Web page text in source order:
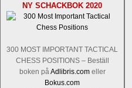
NY SCHACKBOK 2020
300 MOST IMPORTANT TACTICAL
CHESS POSITIONS – Beställ
boken på Adlibris.comeller
Bokus.com